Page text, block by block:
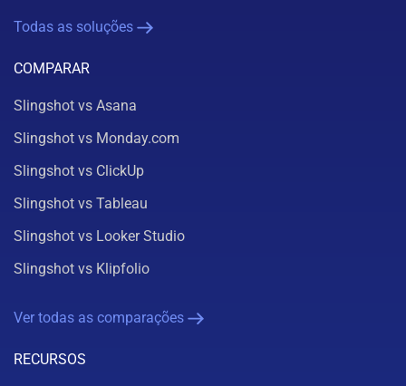
Todas as soluções
COMPARAR
Slingshot vs Asana
Slingshot vs Monday.com
Slingshot vs ClickUp
Slingshot vs Tableau
Slingshot vs Looker Studio
Slingshot vs Klipfolio
Ver todas as comparações
RECURSOS